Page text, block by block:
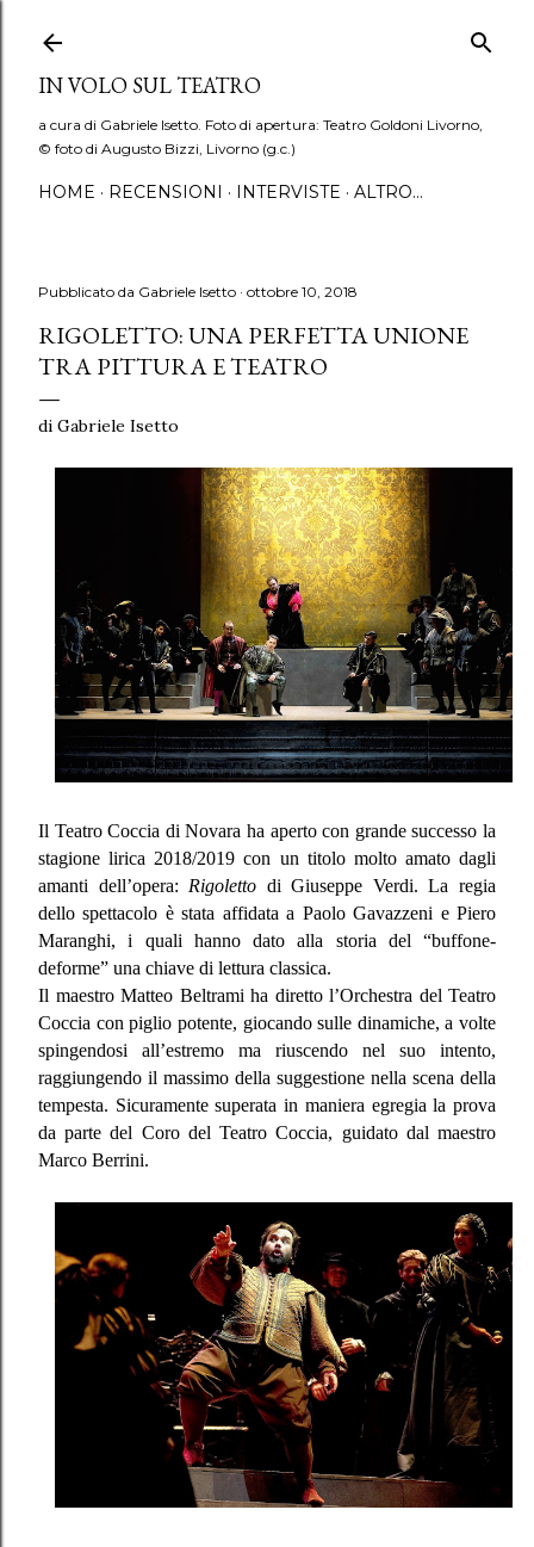
IN VOLO SUL TEATRO
a cura di Gabriele Isetto. Foto di apertura: Teatro Goldoni Livorno,
© foto di Augusto Bizzi, Livorno (g.c.)
HOME RECENSIONI INTERVISTE ALTRO…
Pubblicato da Gabriele Isetto ottobre 10, 2018
RIGOLETTO: UNA PERFETTA UNIONE
TRA PITTURA E TEATRO
di Gabriele Isetto
Il Teatro Coccia di Novara ha aperto con grande successo la
stagione lirica 2018/2019 con un titolo molto amato dagli
amanti dell’opera:Rigoletto di Giuseppe Verdi. La regia
dello spettacolo è stata affidata a Paolo Gavazzeni e Piero
Maranghi, i quali hanno dato alla storia del “buffone-
deforme” una chiave di lettura classica.
Il maestro Matteo Beltrami ha diretto l’Orchestra del Teatro
Coccia con piglio potente, giocando sulle dinamiche, a volte
spingendosi all’estremo ma riuscendo nel suo intento,
raggiungendo il massimo della suggestione nella scena della
tempesta. Sicuramente superata in maniera egregia la prova
da parte del Coro del Teatro Coccia, guidato dal maestro
Marco Berrini.